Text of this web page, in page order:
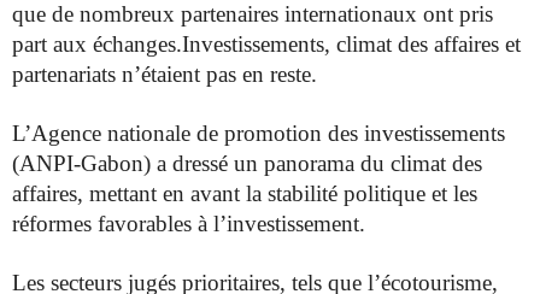
que de nombreux partenaires internationaux ont pris
part aux échanges.Investissements, climat des affaires et
partenariats n’étaient pas en reste.
L’Agence nationale de promotion des investissements
(ANPI-Gabon) a dressé un panorama du climat des
affaires, mettant en avant la stabilité politique et les
réformes favorables à l’investissement.
Les secteurs jugés prioritaires, tels que l’écotourisme,